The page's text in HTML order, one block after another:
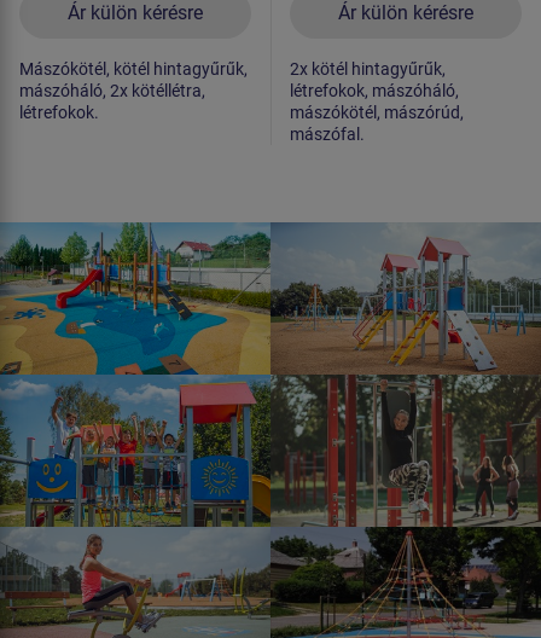
Ár külön kérésre
Mászókötél, kötél hintagyűrűk,
mászóháló, 2x kötéllétra,
létrefokok.
Ár külön kérésre
2x kötél hintagyűrűk,
létrefokok, mászóháló,
mászókötél, mászórúd,
mászófal.